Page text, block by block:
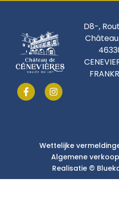
D8-,
Wettelijke
Algemene
Realisatie ©